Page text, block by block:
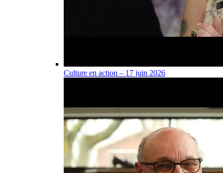
Culture en action – 17 juin 2026